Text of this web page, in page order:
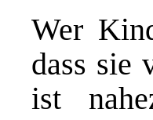
Wer
dass sie
ist